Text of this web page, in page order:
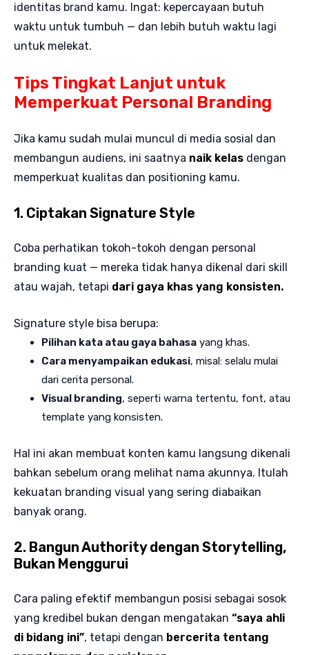
identitas brand kamu. Ingat: kepercayaan butuh
waktu untuk tumbuh — dan lebih butuh waktu lagi
untuk melekat.
Tips Tingkat Lanjut untuk
Memperkuat Personal Branding
Jika kamu sudah mulai muncul di media sosial dan
membangun audiens, ini saatnya naik kelas dengan
memperkuat kualitas dan positioning kamu.
1. Ciptakan Signature Style
Coba perhatikan tokoh-tokoh dengan personal
branding kuat — mereka tidak hanya dikenal dari skill
atau wajah, tetapi dari gaya khas yang konsisten.
Signature style bisa berupa:
Pilihan kata atau gaya bahasa yang khas.
Cara menyampaikan edukasi, misal: selalu mulai
dari cerita personal.
Visual branding, seperti warna tertentu, font, atau
template yang konsisten.
Hal ini akan membuat konten kamu langsung dikenali
bahkan sebelum orang melihat nama akunnya. Itulah
kekuatan branding visual yang sering diabaikan
banyak orang.
2. Bangun Authority dengan Storytelling,
Bukan Menggurui
Cara paling efektif membangun posisi sebagai sosok
yang kredibel bukan dengan mengatakan “saya ahli
di bidang ini”, tetapi dengan bercerita tentang